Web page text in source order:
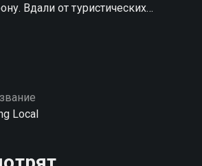
Вдали от туристических
найти скрытые сокровища и
1 сезон сериала Сталкеры:
вы можете совершенно
HD качестве на Смотрёшке
Local